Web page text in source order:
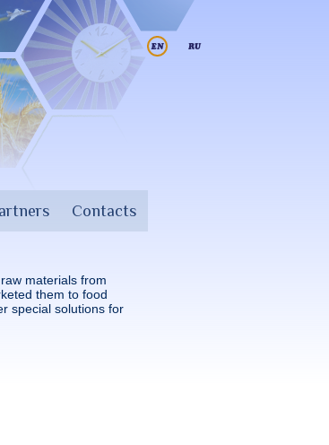
Contacts
materials from
them to food
special solutions for